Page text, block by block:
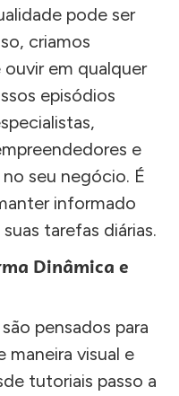
pode ser
criamos
em qualquer
episódios
e
seu negócio. É
informado
tarefas diárias.
Dinâmica e
pensados para
maneira visual e
tutoriais passo a